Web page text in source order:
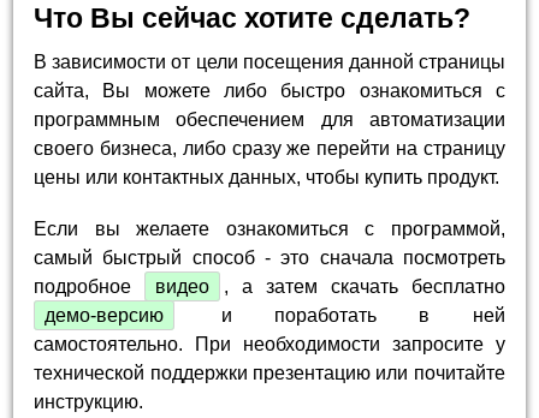
Что Вы сейчас хотите сделать?
В зависимости от цели посещения данной страницы
сайта, Вы можете либо быстро ознакомиться с
программным обеспечением для автоматизации
своего бизнеса, либо сразу же перейти на страницу
цены или контактных данных, чтобы купить продукт.
Если вы желаете ознакомиться с программой,
самый быстрый способ - это сначала посмотреть
подробное
видео
, а затем скачать бесплатно
демо-версию
и поработать в ней
самостоятельно. При необходимости запросите у
технической поддержки презентацию или почитайте
инструкцию.